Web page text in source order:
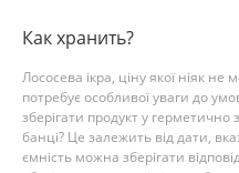
Как хранить?
Лососева ікра, ціну якої ніяк
потребує особливої уваги до
зберігати продукт у герметично
банці? Це залежить від дати,
ємність можна зберігати